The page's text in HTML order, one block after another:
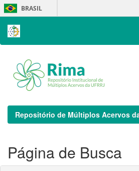
Skip
navigation
BRASIL
Repositório de Múltiplos Acervos
Página de Busca